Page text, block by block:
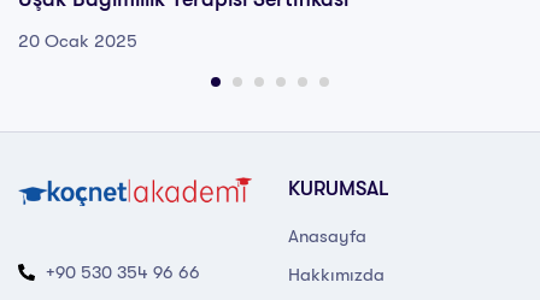
20 Ocak 2025
+90 530 354 96 66
KURUMSAL
Anasayfa
Hakkımızda